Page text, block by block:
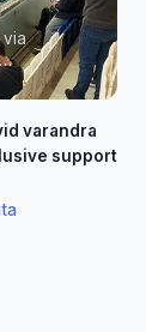
via
varandra
support